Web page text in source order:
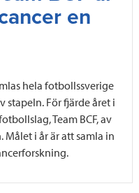
en
hela fotbollssverige
stapeln. För fjärde året i
Team BCF, av
i år är att samla in